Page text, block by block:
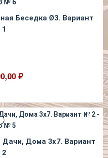
Беседка Ø3. Вариант
₽
Дома 3х7. Вариант